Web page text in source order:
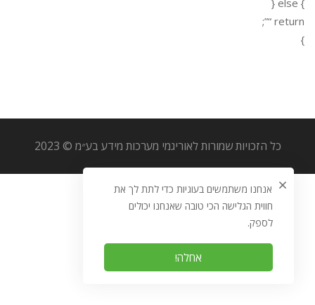
return “”;
}
כל הזכויות שמורות לאוריגמי מערכות מידע בע״מ © 2023
אנחנו משתמשים בעוגיות כדי לתת לך את
חווית הגלישה הכי טובה שאנחנו יכולים
לספק.
אחלה!